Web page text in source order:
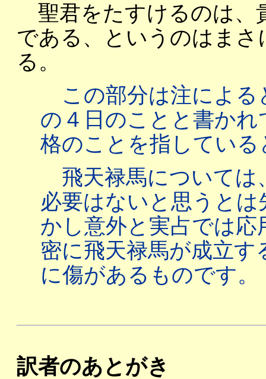
聖君をたすけるのは、
である、というのはま
る。
この部分は注による
の４日のことと書か
格のことを指してい
飛天禄馬については
必要はないと思うと
かし意外と実占では
密に飛天禄馬が成立
に傷があるものです。
訳者のあとがき